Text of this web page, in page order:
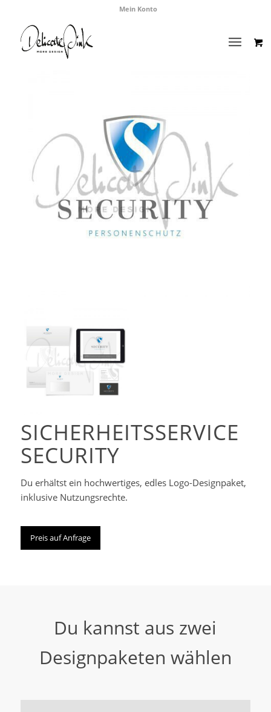
Mein Konto
Corporate-
Designpaket
SICHERHEITSSERVICE
SECURITY
Du erhältst ein hochwertiges, edles Logo-Designpaket,
inklusive Nutzungsrechte.
Preis auf Anfrage
Du kannst aus zwei
Designpaketen wählen